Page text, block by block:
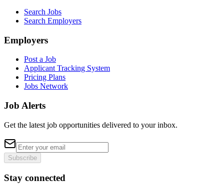
Search Jobs
Search Employers
Employers
Post a Job
Applicant Tracking System
Pricing Plans
Jobs Network
Job Alerts
Get the latest job opportunities delivered to your inbox.
Subscribe
Stay connected